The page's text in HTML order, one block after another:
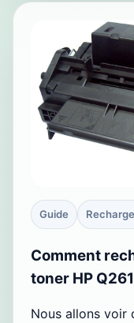
Guide
Comment
toner HP
Nous allons voir